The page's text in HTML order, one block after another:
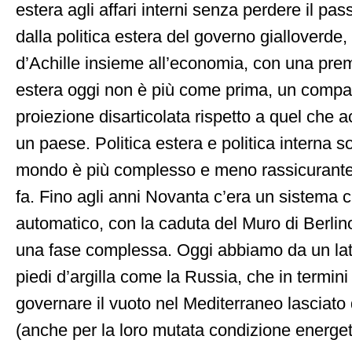
estera agli affari interni senza perdere il
dalla politica estera del governo
d’Achille insieme all’economia, con una
estera oggi non è più come prima, un
proiezione disarticolata rispetto a quel che
un paese. Politica estera e politica interna
mondo è più complesso e meno
fa. Fino agli anni Novanta c’era un sistema
automatico, con la caduta del Muro di
una fase complessa. Oggi abbiamo da un
piedi d’argilla come la Russia, che in
governare il vuoto nel Mediterraneo
(anche per la loro mutata condizione